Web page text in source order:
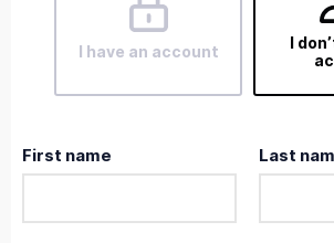
I have an account
I
First name Last